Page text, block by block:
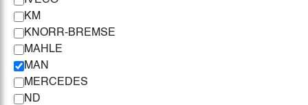
KM
KNORR-BREMSE
MAHLE
MAN
MERCEDES
ND